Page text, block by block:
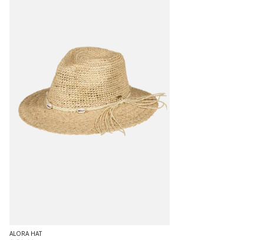
ALORA HAT